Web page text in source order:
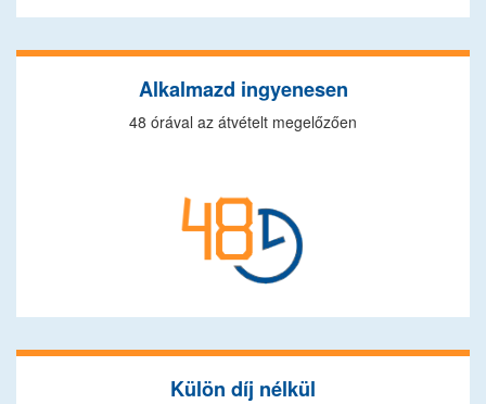
Alkalmazd ingyenesen
48 órával az átvételt megelőzően
Külön díj nélkül